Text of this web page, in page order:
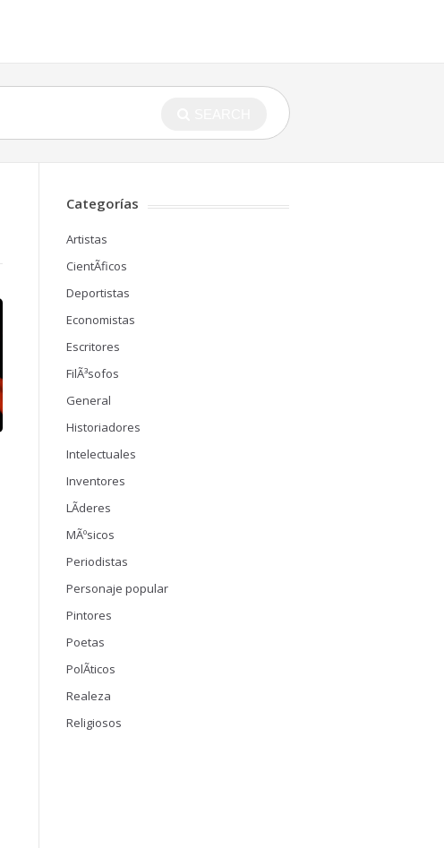
Categorías
Artistas
CientÃ­ficos
Deportistas
Economistas
Escritores
FilÃ³sofos
General
Historiadores
Intelectuales
Inventores
LÃ­deres
MÃºsicos
Periodistas
Personaje popular
Pintores
Poetas
PolÃ­ticos
Realeza
Religiosos